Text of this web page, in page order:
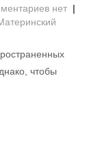
нет |
чтобы